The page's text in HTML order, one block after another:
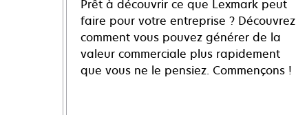
Prêt à découvrir ce que Lexmark peut
faire pour votre entreprise ? Découvrez
comment vous pouvez générer de la
valeur commerciale plus rapidement
que vous ne le pensiez. Commençons !